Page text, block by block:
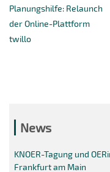
post:
Planungshilfe: Relaunch
der Online-Plattform
twillo
News
KNOER-Tagung und
Frankfurt am Main